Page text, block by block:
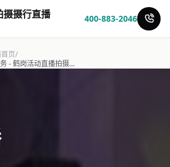
摄摄行直播 400-883-2046
页/
年会直播 - 企业活动影像服务 - 鹤岗活动直播拍摄摄行直播